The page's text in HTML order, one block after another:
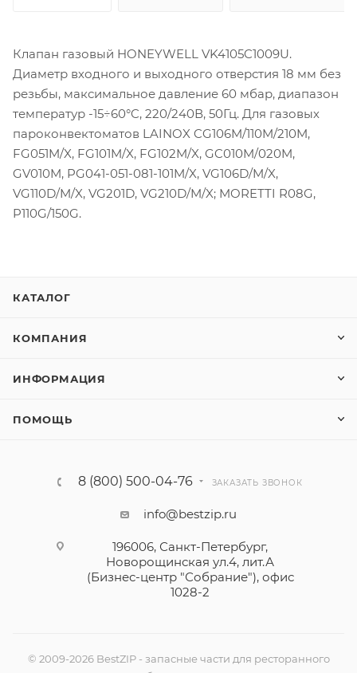
Клапан газовый HONEYWELL VK4105C1009U.
Диаметр входного и выходного отверстия 18 мм без
резьбы, максимальное давление 60 мбар, диапазон
температур -15÷60°C, 220/240В, 50Гц. Для газовых
пароконвектоматов LAINOX CG106M/110M/210M,
FG051M/X, FG101M/X, FG102M/X, GC010M/020M,
GV010M, PG041-051-081-101M/X, VG106D/M/X,
VG110D/M/X, VG201D, VG210D/M/X; MORETTI R08G,
P110G/150G.
КАТАЛОГ
КОМПАНИЯ
ИНФОРМАЦИЯ
ПОМОЩЬ
8 (800) 500-04-76 ЗАКАЗАТЬ ЗВОНОК
info@bestzip.ru
196006, Санкт-Петербург,
Новорощинская ул.4, лит.А
(Бизнес-центр "Собрание"), офис
1028-2
© 2009-2026 BestZIP - запасные части для ресторанного